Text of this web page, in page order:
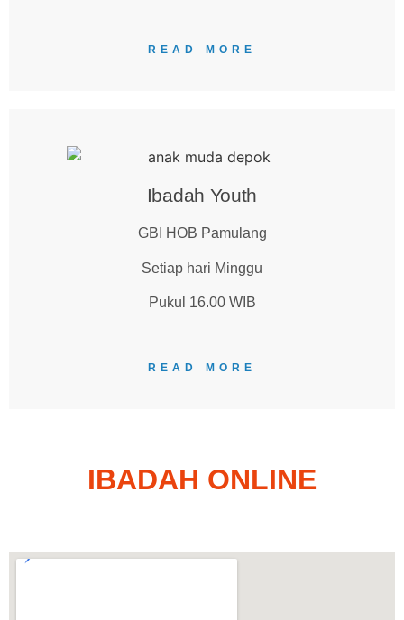
READ MORE
Ibadah Youth
GBI HOB Pamulang
Setiap hari Minggu
Pukul 16.00 WIB
READ MORE
IBADAH ONLINE